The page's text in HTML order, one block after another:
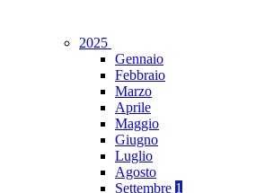
2025
Gennaio
Febbraio
Marzo
Aprile
Maggio
Giugno
Luglio
Agosto
Settembre 1